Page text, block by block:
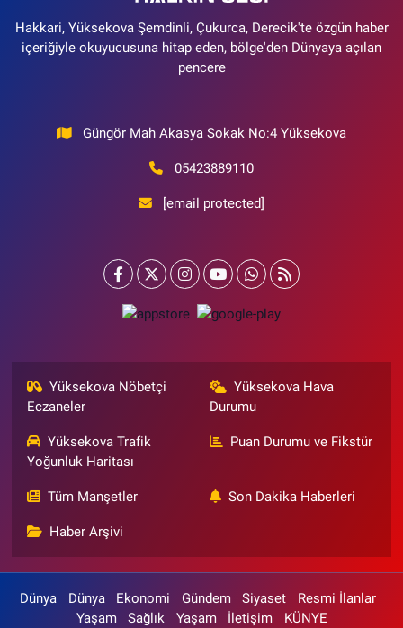
Hakkari, Yüksekova Şemdinli, Çukurca, Derecik'te özgün haber
içeriğiyle okuyucusuna hitap eden, bölge'den Dünyaya açılan
pencere
Güngör Mah Akasya Sokak No:4 Yüksekova
05423889110
[email protected]
Yüksekova Nöbetçi
Eczaneler
Yüksekova Hava
Durumu
Yüksekova Trafik
Yoğunluk Haritası
Puan Durumu ve Fikstür
Tüm Manşetler Son Dakika Haberleri
Haber Arşivi
Dünya Dünya Ekonomi Gündem Siyaset
Resmi İlanlar
Yaşam
Sağlık Yaşam İletişim KÜNYE